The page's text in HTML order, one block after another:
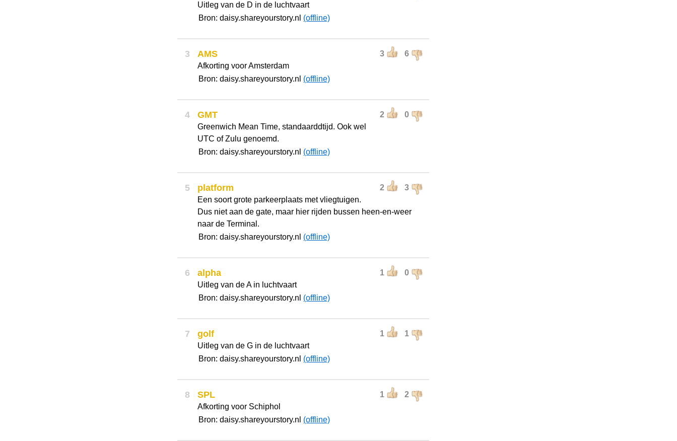
Uitleg van de D in de luchtvaart
Bron: daisy.shareyourstory.nl (offline)
3 3 6
AMS
Afkorting voor Amsterdam
Bron: daisy.shareyourstory.nl (offline)
4 2 0
GMT
Greenwich Mean Time, standaarddtijd. Ook wel
UTC of Zulu genoemd.
Bron: daisy.shareyourstory.nl (offline)
5 2 3
platform
Een soort grote parkeerplaats met vliegtuigen.
Dus niet aan de gate, maar hier rijden bussen heen-en-weer
naar de Terminal.
Bron: daisy.shareyourstory.nl (offline)
6 1 0
alpha
Uitleg van de A in luchtvaart
Bron: daisy.shareyourstory.nl (offline)
7 1 1
golf
Uitleg van de G in de luchtvaart
Bron: daisy.shareyourstory.nl (offline)
8 1 2
SPL
Afkorting voor Schiphol
Bron: daisy.shareyourstory.nl (offline)